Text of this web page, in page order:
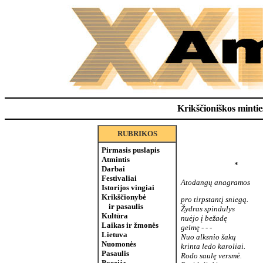
Krikščioniškos
RUBRIKOS
Pirmasis puslapis
Atmintis
Darbai
Festivaliai
Istorijos vingiai
Krikščionybė
ir pasaulis
Kultūra
Laikas ir žmonės
Lietuva
Nuomonės
Pasaulis
*
Atodangų anagramos
pro tirpstantį sniegą.
Žydras spindulys
nuėjo į bežadę
gelmę - - -
Nuo alksnio šakų
krinta ledo karoliai.
Rodo saulę versmė.